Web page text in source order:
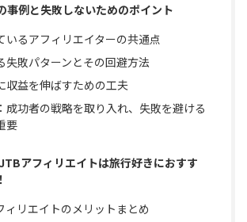
事例と失敗しないためのポイント
いるアフィリエイターの共通点
失敗パターンとその回避方法
収益を伸ばすための工夫
成功者の戦略を取り入れ、失敗を避ける
要
アフィリエイトは旅行好きにおすす
ィリエイトのメリットまとめ